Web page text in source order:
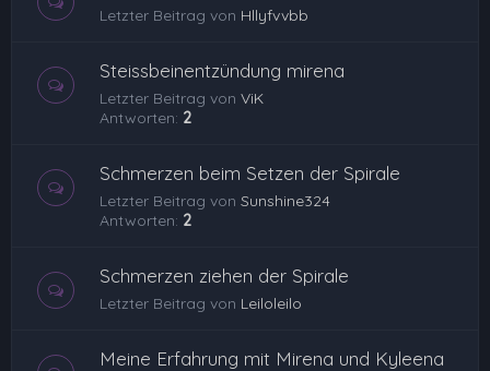
Letzter Beitrag von Hllyfvvbb
Steissbeinentzündung mirena
Letzter Beitrag von ViK
Antworten: 2
Schmerzen beim Setzen der Spirale
Letzter Beitrag von Sunshine324
Antworten: 2
Schmerzen ziehen der Spirale
Letzter Beitrag von Leiloleilo
Meine Erfahrung mit Mirena und Kyleena